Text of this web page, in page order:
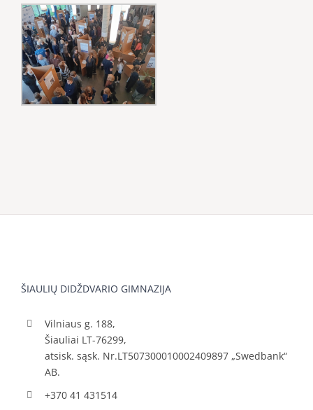
ŠIAULIŲ DIDŽDVARIO GIMNAZIJA
Vilniaus g. 188,
Šiauliai LT-76299,
atsisk. sąsk. Nr.LT507300010002409897 „Swedbank“
AB.
+370 41 431514